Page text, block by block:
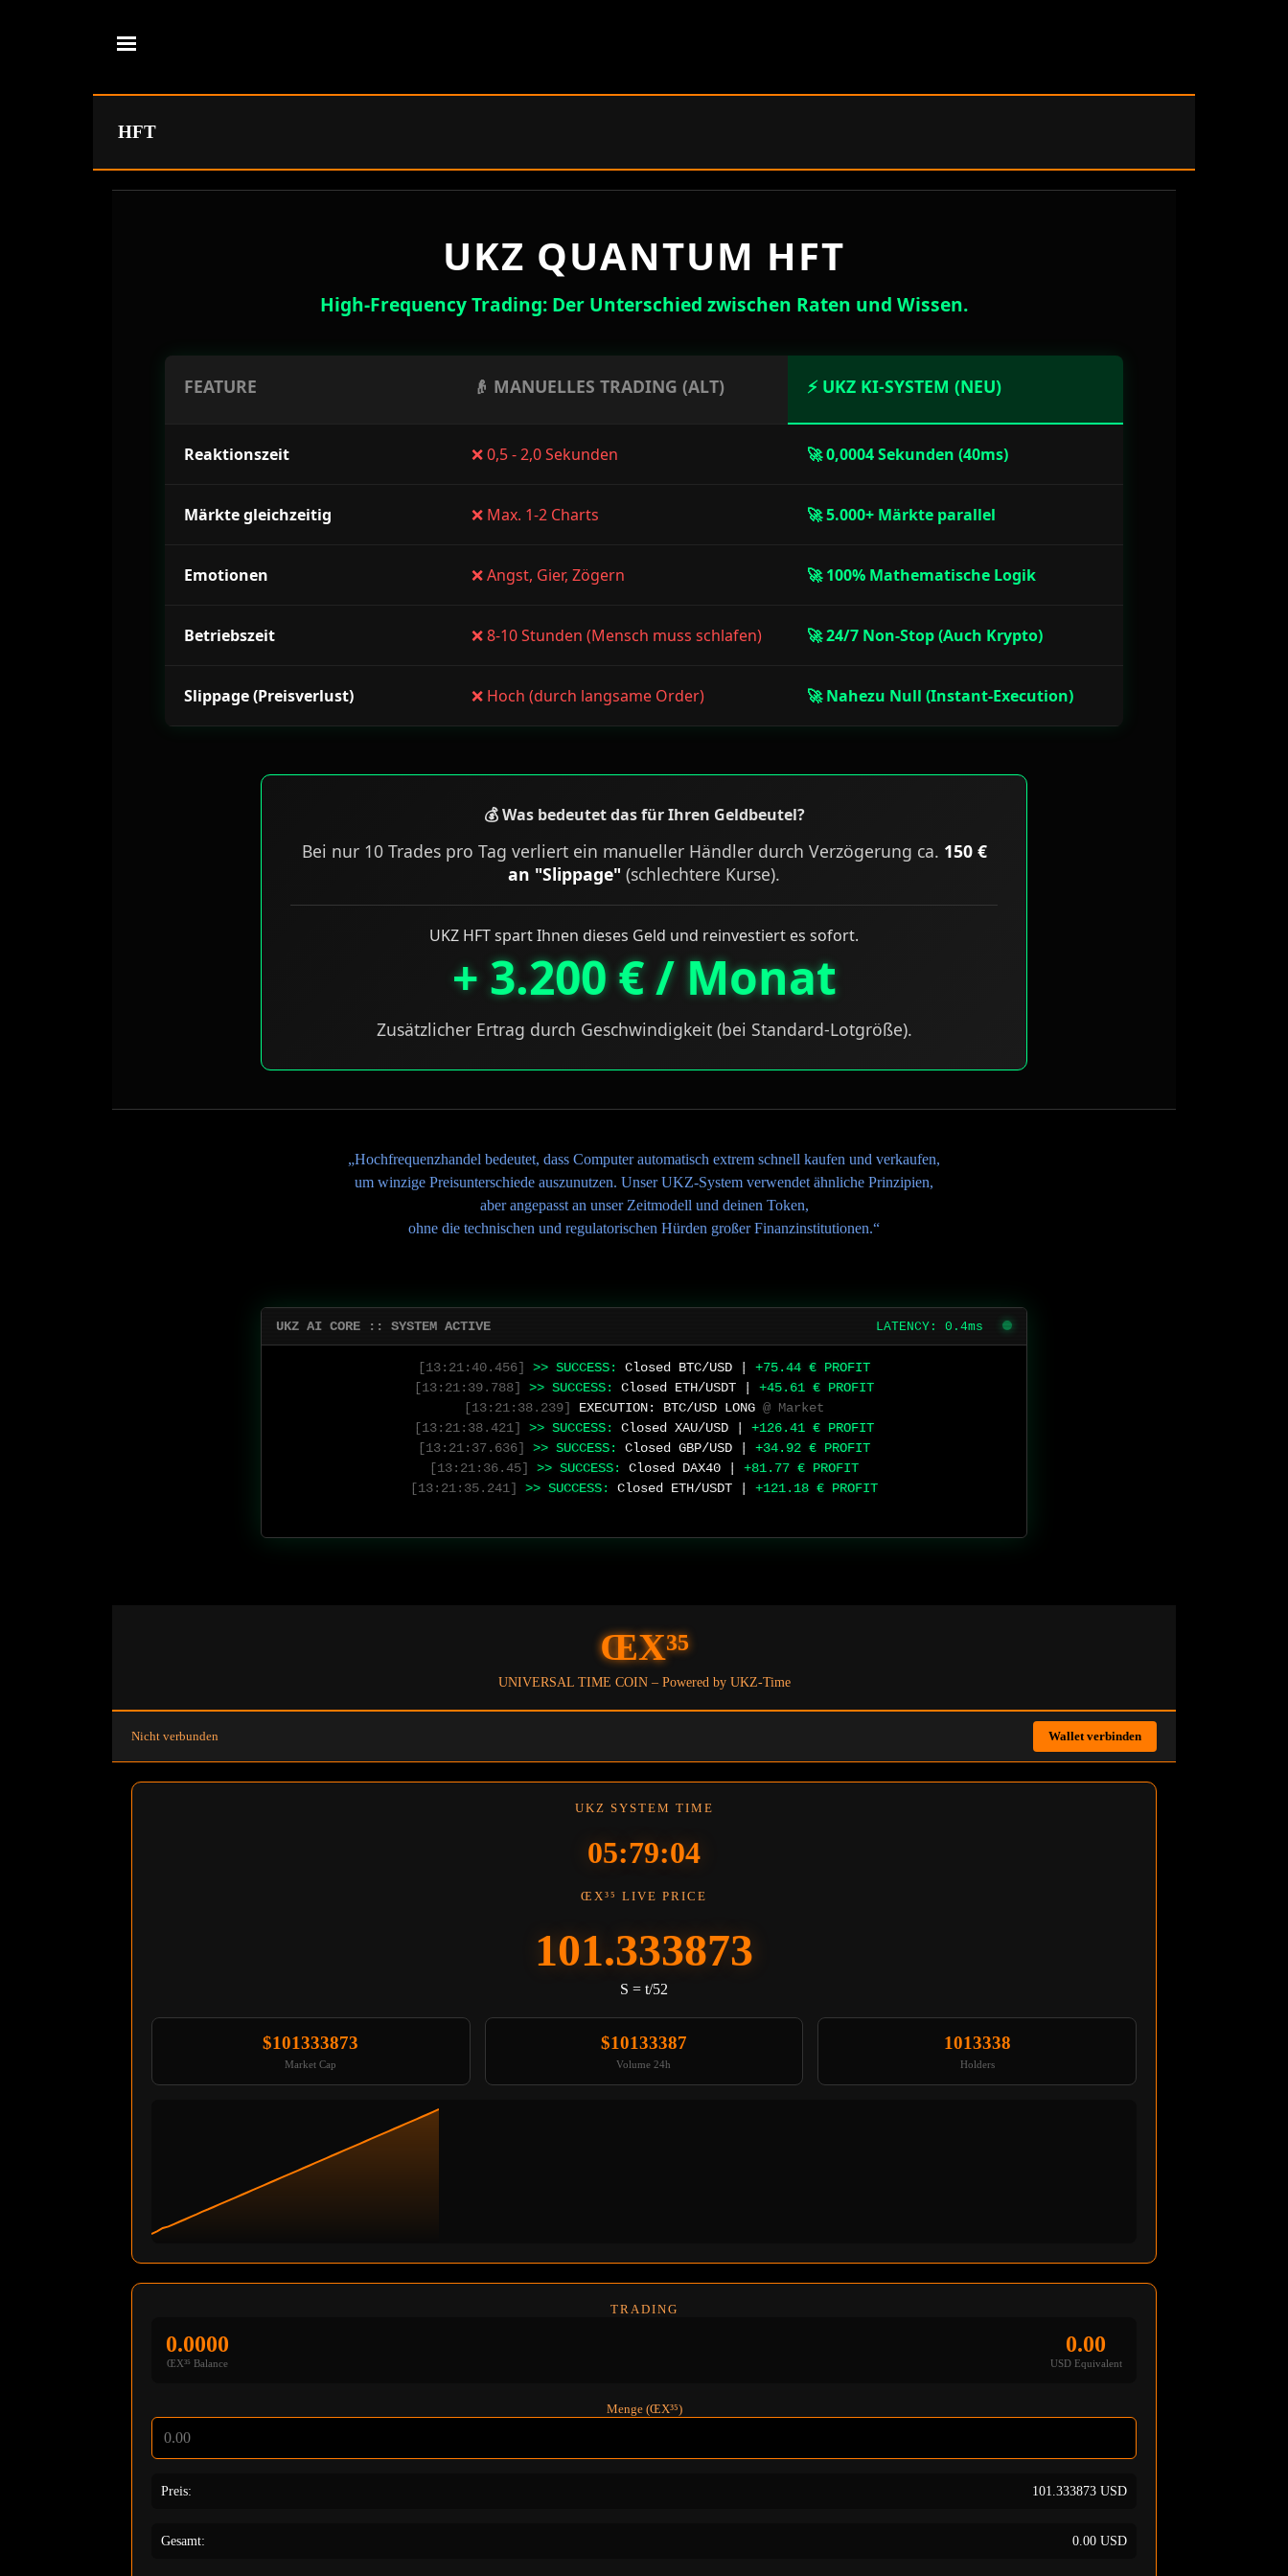
HFT
UKZ QUANTUM HFT
High-Frequency Trading: Der Unterschied zwischen Raten und Wissen.
FEATURE 👴 MANUELLES TRADING (ALT) ⚡ UKZ KI-SYSTEM (NEU)
Reaktionszeit 0,5 - 2,0 Sekunden 0,0004 Sekunden (40ms)
Märkte gleichzeitig Max. 1-2 Charts 5.000+ Märkte parallel
Emotionen Angst, Gier, Zögern 100% Mathematische Logik
Betriebszeit 8-10 Stunden (Mensch muss schlafen) 24/7 Non-Stop (Auch Krypto)
Slippage (Preisverlust) Hoch (durch langsame Order) Nahezu Null (Instant-Execution)
💰 Was bedeutet das für Ihren Geldbeutel?
Bei nur 10 Trades pro Tag verliert ein manueller Händler durch Verzögerung ca. 150 €
an "Slippage" (schlechtere Kurse).
UKZ HFT spart Ihnen dieses Geld und reinvestiert es sofort.
+ 3.200 € / Monat
Zusätzlicher Ertrag durch Geschwindigkeit (bei Standard-Lotgröße).
„Hochfrequenzhandel bedeutet, dass Computer automatisch extrem schnell kaufen und verkaufen,
um winzige Preisunterschiede auszunutzen. Unser UKZ-System verwendet ähnliche Prinzipien,
aber angepasst an unser Zeitmodell und deinen Token,
ohne die technischen und regulatorischen Hürden großer Finanzinstitutionen.“
UKZ AI CORE :: SYSTEM ACTIVE LATENCY: 0.4ms
[13:21:41.706] EXECUTION:ETH/USDT LONG@ Market
[13:21:40.456]
>> SUCCESS: Closed BTC/USD |
+75.44 € PROFIT
[13:21:39.788] >> SUCCESS:Closed ETH/USDT | +45.61 € PROFIT
[13:21:38.239] EXECUTION:BTC/USD LONG@ Market
[13:21:38.421]
>> SUCCESS:Closed XAU/USD |
+126.41 € PROFIT
[13:21:37.636]
>> SUCCESS:Closed GBP/USD |+34.92 € PROFIT
[13:21:36.45] >> SUCCESS:Closed DAX40 |
+81.77 € PROFIT
ŒX³⁵
UNIVERSAL TIME COIN – Powered by UKZ-Time
Nicht verbunden Wallet verbinden
UKZ SYSTEM TIME
05:79:05
ŒX³⁵ LIVE PRICE
101.333875
S = t/52
$101333875
Market Cap
$10133388
Volume 24h
1013338
Holders
TRADING
0.0000
ŒX³⁵ Balance
0.00
USD Equivalent
Menge (ŒX³⁵)
Preis: 101.333875 USD
Gesamt: 0.00 USD